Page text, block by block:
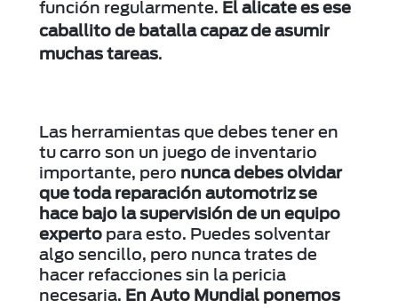
función regularmente. El alicate es ese
caballito de batalla capaz de asumir
muchas tareas.
Las herramientas que debes tener en
tu carro son un juego de inventario
importante, pero nunca debes olvidar
que toda reparación automotriz se
hace bajo la supervisión de un equipo
expertopara esto. Puedes solventar
algo sencillo, pero nunca trates de
hacer refacciones sin la pericia
necesaria. En Auto Mundial ponemos